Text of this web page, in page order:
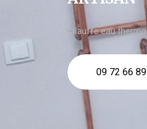
chauffe eau
09 72 66